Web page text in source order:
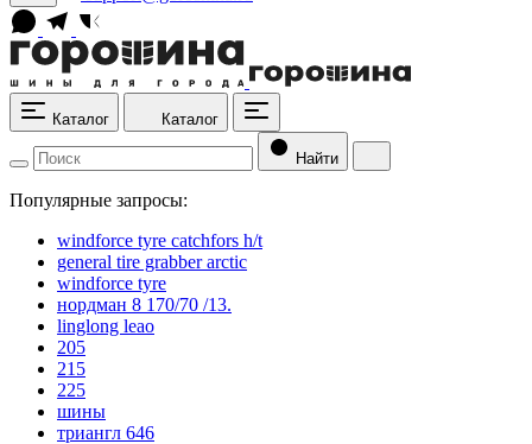
Каталог Каталог
Найти
Популярные запросы:
windforce tyre catchfors h/t
general tire grabber arctic
windforce tyre
нордман 8 170/70 /13.
linglong leao
205
215
225
шины
триангл 646